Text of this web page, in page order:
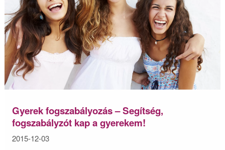
Gyerek fogszabályozás – Segítség,
fogszabályzót kap a gyerekem!
2015-12-03